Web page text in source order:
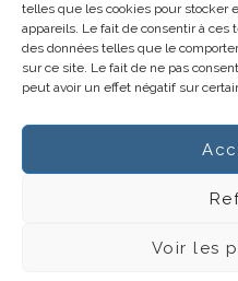
telles que les cookies pour stocker
appareils. Le fait de consentir à
des données telles que le
sur ce site. Le fait de ne pas
peut avoir un effet négatif sur
Voir les
Gestions